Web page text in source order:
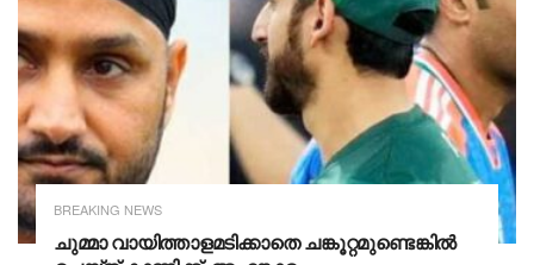
BREAKING NEWS
ചുമ്മാ വായിത്താളമടിക്കാതെ ചങ്കൂറ്റമുണ്ടെങ്കിൽ